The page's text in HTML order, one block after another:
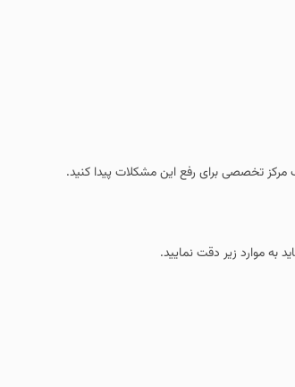
تخصصی برای رفع این مشکلات پیدا کنید.
به موارد زیر دقت نمایید.